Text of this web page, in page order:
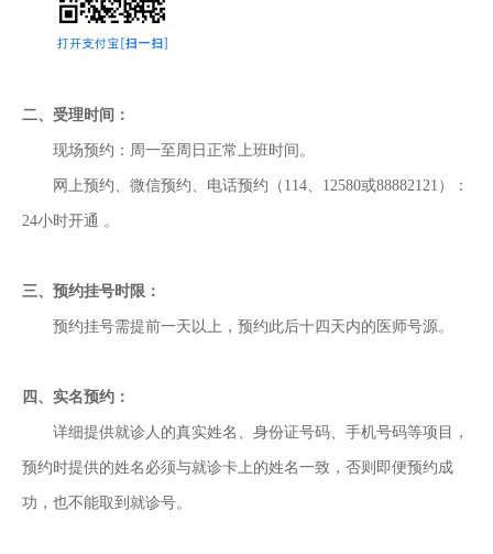
二、受理时间：
现场预约：周一至周日正常上班时间。
网上预约、微信预约、电话预约（114、12580或88882121）：
24小时开通 。
三、预约挂号时限：
预约挂号需提前一天以上，预约此后十四天内的医师号源。
四、实名预约：
详细提供就诊人的真实姓名、身份证号码、手机号码等项目，
预约时提供的姓名必须与就诊卡上的姓名一致，否则即便预约成
功，也不能取到就诊号。